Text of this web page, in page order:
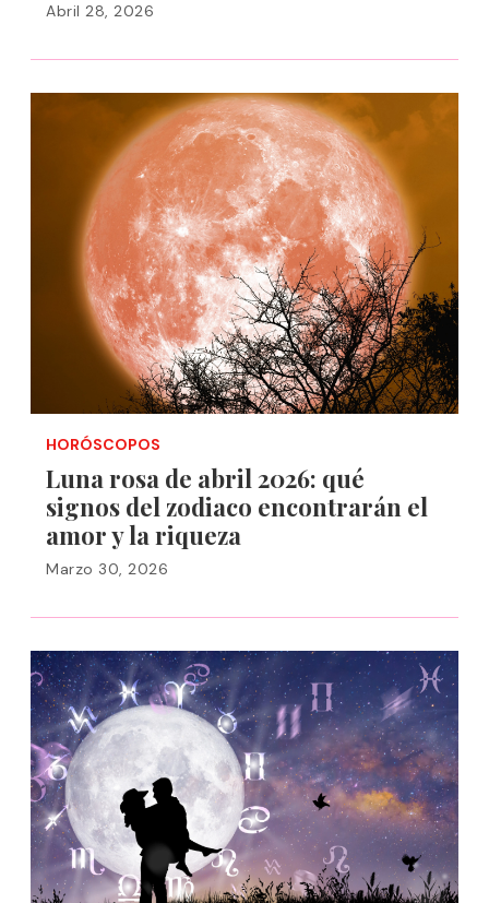
Abril 28, 2026
HORÓSCOPOS
Luna rosa de abril 2026: qué
signos del zodiaco encontrarán el
amor y la riqueza
Marzo 30, 2026